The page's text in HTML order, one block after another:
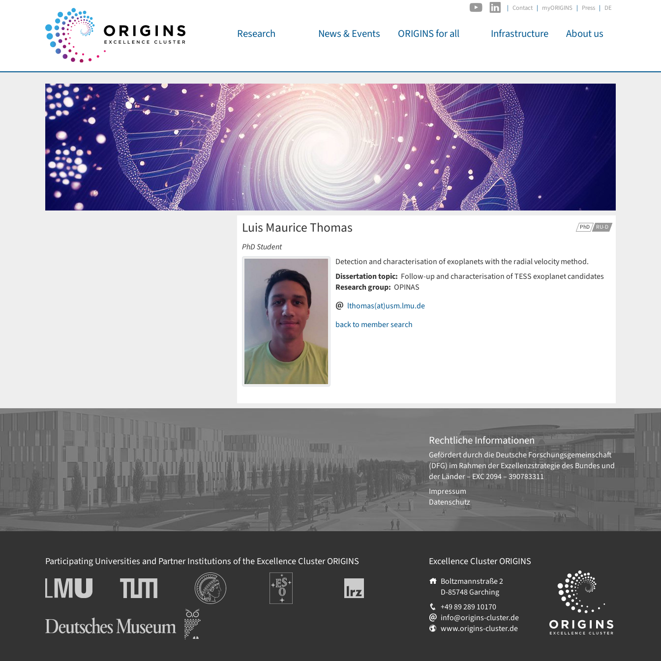
| Contact myORIGINS Press DE
Research
Workshop Support
Seed Projects
Research Partners
Publications
News & Events
Public Events
Important Dates
ORIGINS for all
Wissenschaft für
jedermann
Für Schulen
Lecture Pool
Infrastructure
ODSL / ODC
D-Hub
CORE
About us
Panels
PhD RU-D
Luis Maurice Thomas
PhD Student
Detection and characterisation of exoplanets with the radial velocity method.
Dissertation topic: Follow-up and characterisation of TESS exoplanet candidates
Research group: OPINAS
lthomas(at)usm.lmu.de
back to member search
Rechtliche Informationen
Gefördert durch dieDeutsche Forschungsgemeinschaft
(DFG) im Rahmen der Exzellenzstrategie des Bundes und
der Länder – EXC 2094 – 390783311
Impressum
Datenschutz
Participating Universities and Partner Institutions of the Excellence ClusterORIGINS
Ludwig-Maximilians-
Universität München
Technische Universität
München
Institutions
Europäische
Südsternwarte
Leibniz-
Rechenzentrum
Excellence ClusterORIGINS
Boltzmannstraße 2
D-85748Garching
+49 89 289 10170
info@origins-cluster.de
www.origins-cluster.de